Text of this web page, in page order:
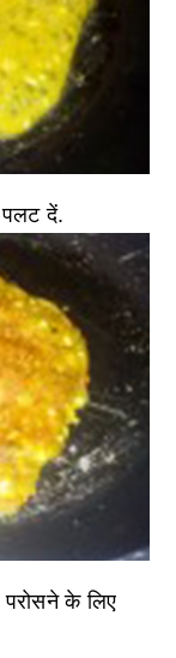
पलट दें.
के लिए